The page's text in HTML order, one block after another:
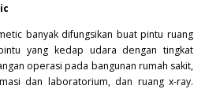
banyak difungsikan buat pintu ruang
yang kedap udara dengan tingkat
operasi pada bangunan rumah sakit,
dan laboratorium, dan ruang x-ray.